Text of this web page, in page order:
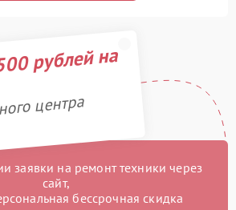
рублей на
центра
заявки на ремонт техники через
сайт,
бессрочная скидка